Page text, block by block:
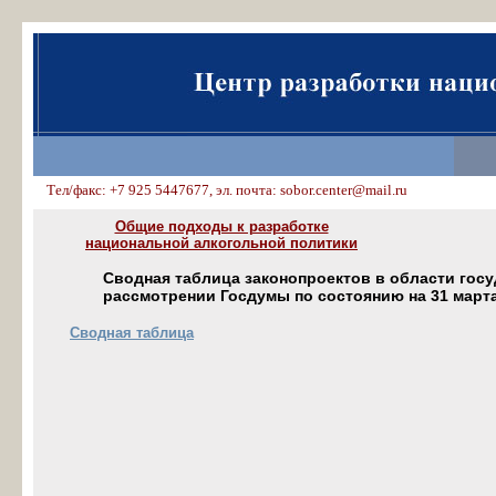
Тел/факс: +7 925 5447677, эл. почта: sobor.center@mail.ru
Общие подходы к разработке
национальной алкогольной политики
Сводная таблица законопроектов в области
рассмотрении Госдумы по состоянию на 31
Сводная таблица